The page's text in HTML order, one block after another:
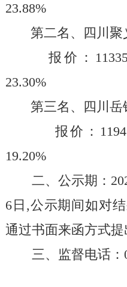
23.88%
第二名、 四川聚
报价：
23.30%
第三名、 四川岳
报价：
19.20%
二、公示期：
6日 ,公示期间如对
通过书面来函方式提
三、监督电话：